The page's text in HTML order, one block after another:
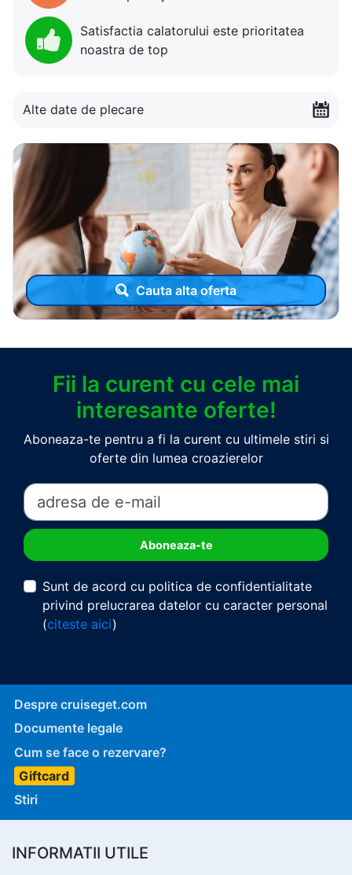
Satisfactia calatorului este prioritatea
noastra de top
Alte date de plecare
Cauta alta oferta
Fii la curent cu cele mai
interesante oferte!
Aboneaza-te pentru a fi la curent cu ultimele stiri si
oferte din lumea croazierelor
Sunt de acord cu politica de confidentialitate
privind prelucrarea datelor cu caracter personal
(citeste aici)
Despre cruiseget.com
Documente legale
Cum se face o rezervare?
Giftcard
Stiri
INFORMATII UTILE